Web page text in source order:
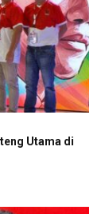
Utama di